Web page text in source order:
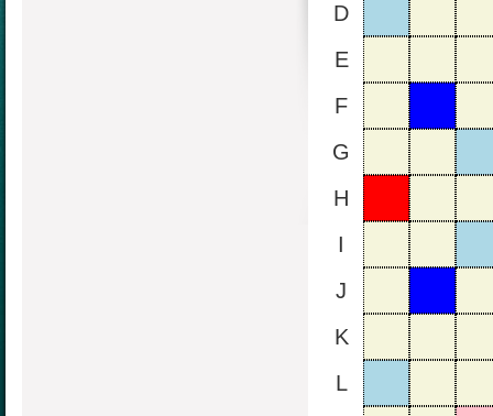
D
E
F
G
H
I
J
K
L